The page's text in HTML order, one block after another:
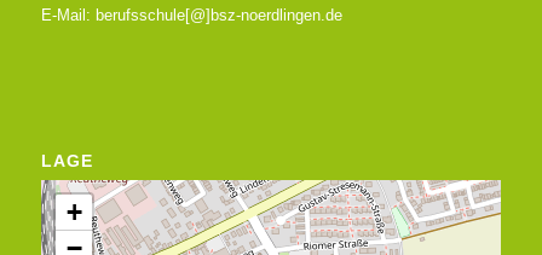
E-Mail: berufsschule[@]bsz-noerdlingen.de
LAGE
+
−